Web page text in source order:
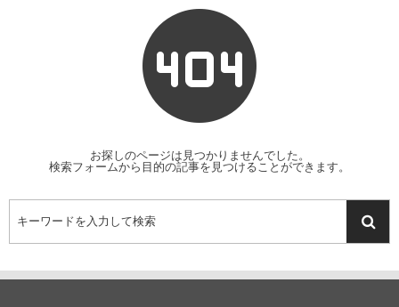
お探しのページは見つかりませんでした。
検索フォームから目的の記事を見つけることができます。